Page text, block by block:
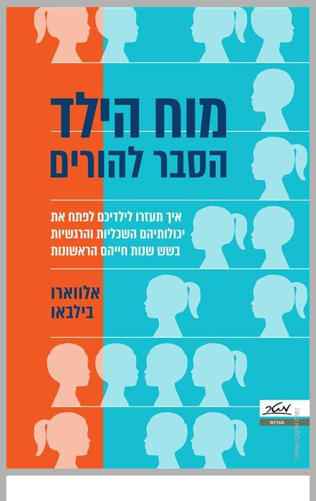
מוח הילד - הסבר להורים: איך תעזרו לילדיכם לפתח את יכולותיהם השכליות והרגשיות בשש שנות חייהם הראשונות ... 0